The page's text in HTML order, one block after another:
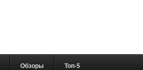
Обзоры Топ-5